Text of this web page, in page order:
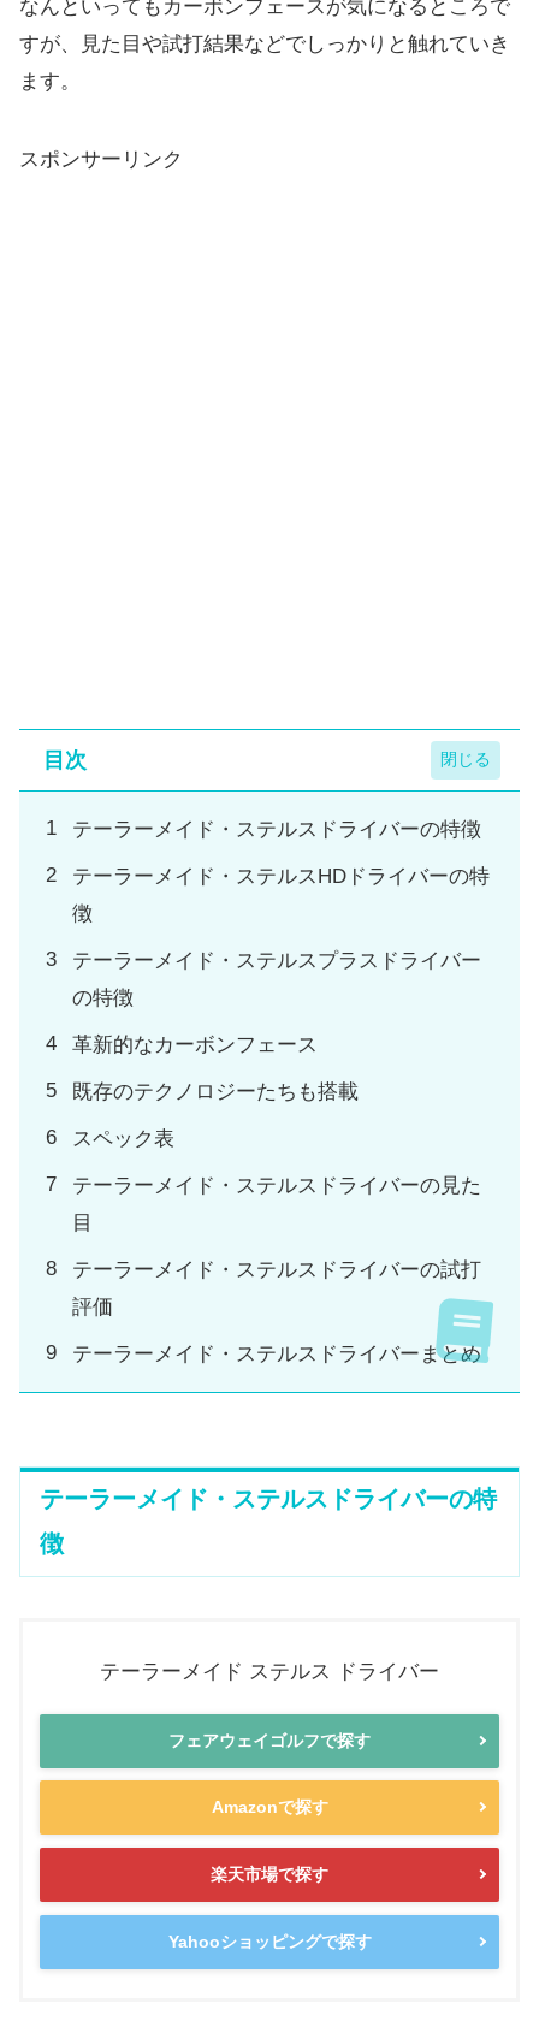
なんといってもカーボンフェースが気になるところで
すが、見た目や試打結果などでしっかりと触れていき
ます。
スポンサーリンク
目次
テーラーメイド・ステルスドライバーの特徴
テーラーメイド・ステルスHDドライバーの特
徴
テーラーメイド・ステルスプラスドライバー
の特徴
革新的なカーボンフェース
既存のテクノロジーたちも搭載
スペック表
テーラーメイド・ステルスドライバーの見た
目
テーラーメイド・ステルスドライバーの試打
評価
テーラーメイド・ステルスドライバーまとめ
テーラーメイド・ステルスドライバーの特
徴
テーラーメイド ステルス ドライバー
フェアウェイゴルフで探す
Amazonで探す
楽天市場で探す
Yahooショッピングで探す